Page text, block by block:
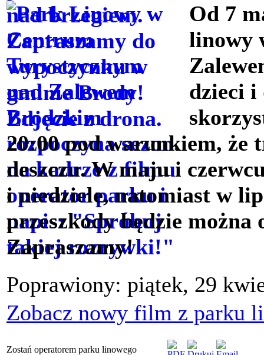
Od 7
linowy
dzieci i
20:00 pod warunkiem, że
deszczu. W maju i
i niedziele, natomiast w
przeszkody będzie
Zapraszamy!
Poprawiony: piątek, 29
Zobacz nowy film z parku
Zostań operatorem parku linowego